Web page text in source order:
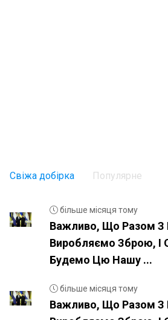
Свіжа добірка Популярне
більше місяця тому
Важливо, Що Разом З
Виробляємо Зброю, І
Будемо Цю Нашу ...
більше місяця тому
Важливо, Що Разом З